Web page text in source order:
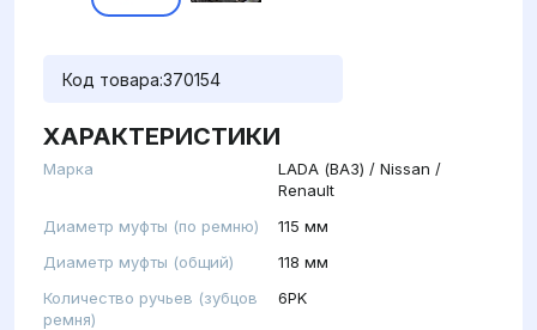
Код товара:370154
ХАРАКТЕРИСТИКИ
Марка
LADA (ВАЗ) / Nissan /
Renault
Диаметр муфты (по ремню)
115 мм
Диаметр муфты (общий)
118 мм
Количество ручьев (зубцов
ремня)
6PK